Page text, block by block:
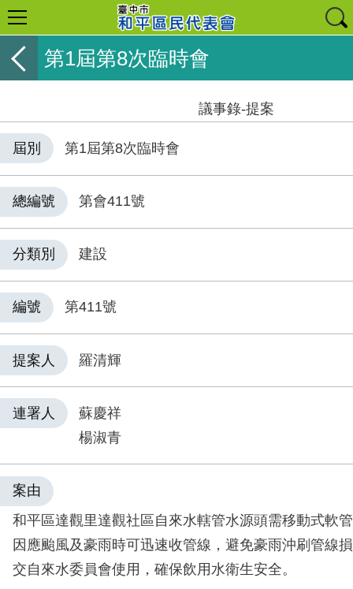
第1屆第8次臨時會
議事錄-提案
屆別 第1屆第8次臨時會
總編號 第會411號
分類別 建設
編號 第411號
提案人 羅清輝
連署人
蘇慶祥
楊淑青
案由
和平區達觀里達觀社區自來水轄管水源頭需移動式軟
因應颱風及豪雨時可迅速收管線，避免豪雨沖刷管線
交自來水委員會使用，確保飲用水衛生安全。